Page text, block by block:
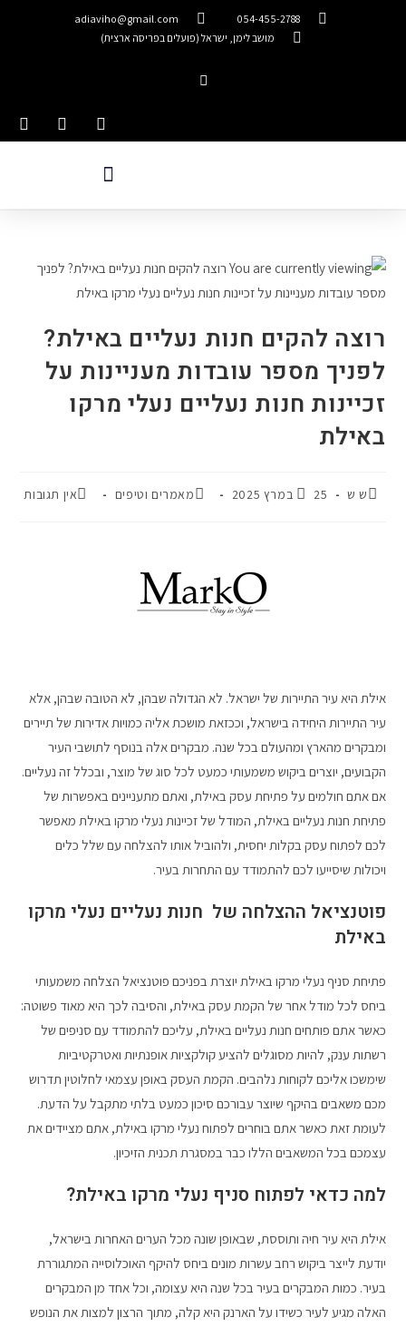
054-455-2788
adiaviho@gmail.com
מושב לימן, ישראל (פועלים בפריסה ארצית)
רוצה להקים חנות נעליים באילת?
לפניך מספר עובדות מעניינות על
זכיינות חנות נעליים נעלי מרקו
באילת
ש ש 25 במרץ 2025 מאמרים וטיפים אין תגובות
אילת היא עיר התיירות של ישראל. לא הגדולה שבהן, לא הטובה שבהן, אלא
עיר התיירות היחידה בישראל, וככזאת מושכת אליה כמויות אדירות של תיירים
ומבקרים מהארץ ומהעולם בכל שנה. מבקרים אלה בנוסף לתושבי העיר
הקבועים, יוצרים ביקוש משמעותי כמעט לכל סוג של מוצר, ובכלל זה נעליים.
אם אתם חולמים על פתיחת עסק באילת, ואתם מתעניינים באפשרות של
פתיחת חנות נעליים באילת, המודל של זכיינות נעלי מרקו באילת מאפשר
לכם לפתוח עסק בקלות יחסית, ולהוביל אותו להצלחה עם שלל כלים
ויכולות שיסייעו לכם להתמודד עם התחרות בעיר.
פוטנציאל ההצלחה של חנות נעליים נעלי מרקו
באילת
פתיחת סניף נעלי מרקו באילת יוצרת בפניכם פוטנציאל הצלחה משמעותי
ביחס לכל מודל אחר של הקמת עסק באילת, והסיבה לכך היא מאוד פשוטה:
כאשר אתם פותחים חנות נעליים באילת, עליכם להתמודד עם סניפים של
רשתות ענק, להיות מסוגלים להציע קולקציות אופנתיות ואטרקטיביות
שימשכו אליכם לקוחות נלהבים. הקמת העסק באופן עצמאי לחלוטין תדרוש
מכם משאבים בהיקף שיוצר עבורכם סיכון כמעט בלתי מתקבל על הדעת.
לעומת זאת כאשר אתם בוחרים לפתוח נעלי מרקו באילת, אתם מציידים את
עצמכם בכל המשאבים הללו כבר במסגרת תכנית הזיכיון.
למה כדאי לפתוח סניף נעלי מרקו באילת?
אילת היא עיר חיה ותוססת, שבאופן שונה מכל הערים האחרות בישראל,
יודעת לייצר ביקוש רחב עשרות מונים ביחס להיקף האוכלוסייה המתגוררת
בעיר. כמות המבקרים בעיר בכל שנה היא עצומה, וכל אחד מן המבקרים
האלה מגיע לעיר כשידו על הארנק היא קלה, מתוך הרצון למצות את הנופש